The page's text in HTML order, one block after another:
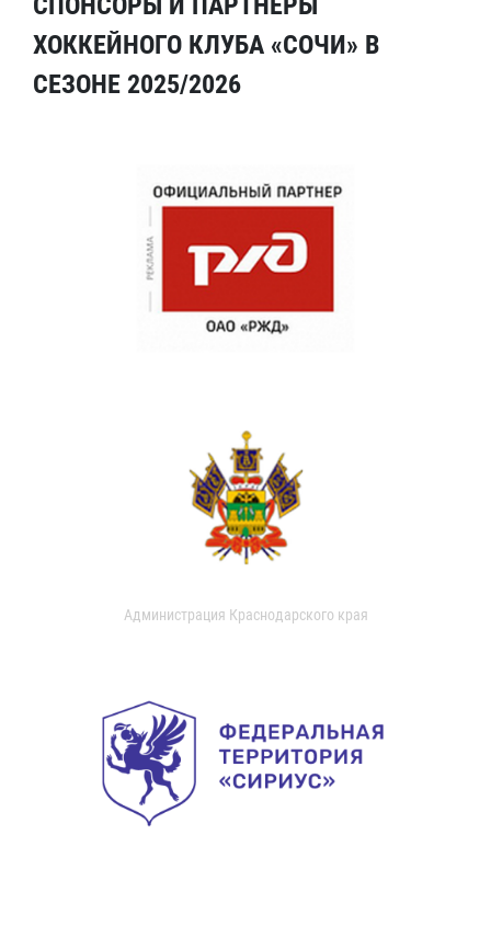
ХОККЕЙНОГО КЛУБА «СОЧИ» В
СЕЗОНЕ 2025/2026
Администрация Краснодарского края